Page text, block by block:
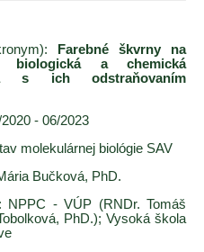
Farebné škvrny na
biologická a chemická
s ich odstraňovaním
- 06/2023
molekulárnej biológie SAV
Bučková, PhD.
NPPC - VÚP (RNDr. Tomáš
PhD.); Vysoká škola